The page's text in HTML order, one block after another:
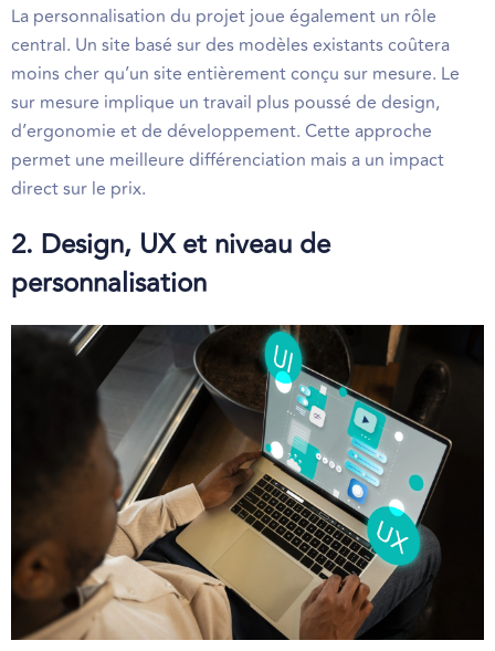
La personnalisation du projet joue également un rôle
central. Un site basé sur des modèles existants coûtera
moins cher qu’un site entièrement conçu sur mesure. Le
sur mesure implique un travail plus poussé de design,
d’ergonomie et de développement. Cette approche
permet une meilleure différenciation mais a un impact
direct sur le prix.
2. Design, UX et niveau de
personnalisation